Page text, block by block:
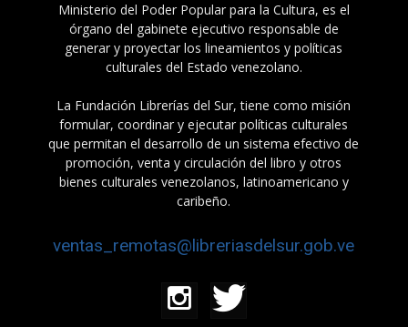
Ministerio del Poder Popular para la Cultura, es el
órgano del gabinete ejecutivo responsable de
generar y proyectar los lineamientos y políticas
culturales del Estado venezolano.
La Fundación Librerías del Sur, tiene como misión
formular, coordinar y ejecutar políticas culturales
que permitan el desarrollo de un sistema efectivo de
promoción, venta y circulación del libro y otros
bienes culturales venezolanos, latinoamericano y
caribeño.
ventas_remotas@libreriasdelsur.gob.ve